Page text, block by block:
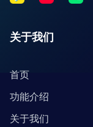
关于我们
首页
功能介绍
关于我们